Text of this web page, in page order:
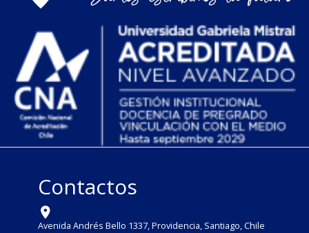
Contactos
Avenida Andrés Bello 1337, Providencia, Santiago, Chile